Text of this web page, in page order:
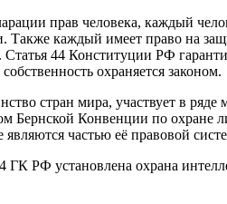
прав человека, каждый
Также каждый имеет право на
44 Конституции РФ
охраняется законом.
стран мира, участвует в
Бернской Конвенции по
частью её правовой
РФ установлена охрана